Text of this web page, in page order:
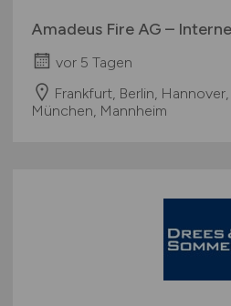
Amadeus Fire AG –
vor 5 Tagen
Frankfurt, Berlin,
München, Mannheim